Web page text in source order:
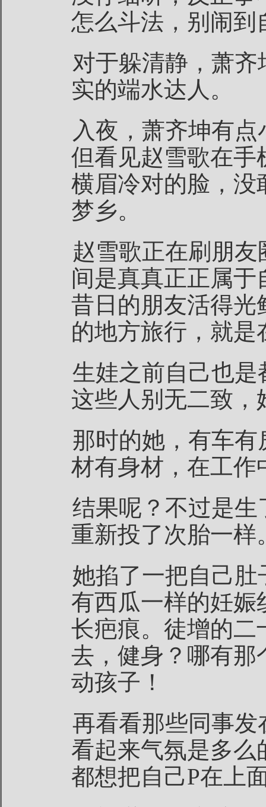
怎么斗法，别闹到
对于躲清静，萧
实的端水达人。
入夜，萧齐坤有
但看见赵雪歌在手
横眉冷对的脸，没
梦乡。
赵雪歌正在刷朋
间是真真正正属
昔日的朋友活得光
的地方旅行，就
生娃之前自己也
这些人别无二致，
那时的她，有车
材有身材，在工作
结果呢？不过是
重新投了次胎一样
她掐了一把自己
有西瓜一样的妊娠
长疤痕。徒增的二
去，健身？哪有那
动孩子！
再看看那些同事
看起来气氛是多么
都想把自己P在上